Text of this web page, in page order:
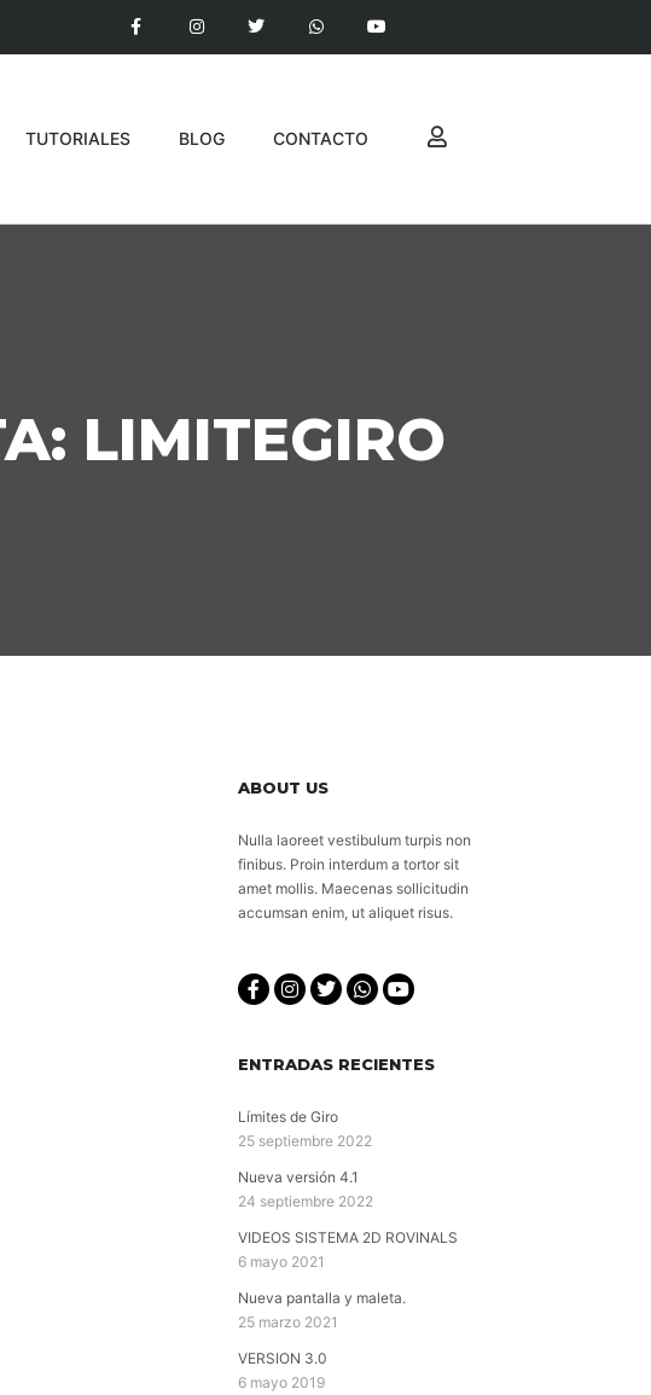
TUTORIALES BLOG CONTACTO
LIMITEGIRO
ABOUT US
Nulla laoreet vestibulum turpis non
finibus. Proin interdum a tortor sit
amet mollis. Maecenas sollicitudin
accumsan enim, ut aliquet risus.
ENTRADAS RECIENTES
Límites de Giro
25 septiembre 2022
Nueva versión 4.1
24 septiembre 2022
VIDEOS SISTEMA 2D ROVINALS
6 mayo 2021
Nueva pantalla y maleta.
25 marzo 2021
VERSION 3.0
6 mayo 2019